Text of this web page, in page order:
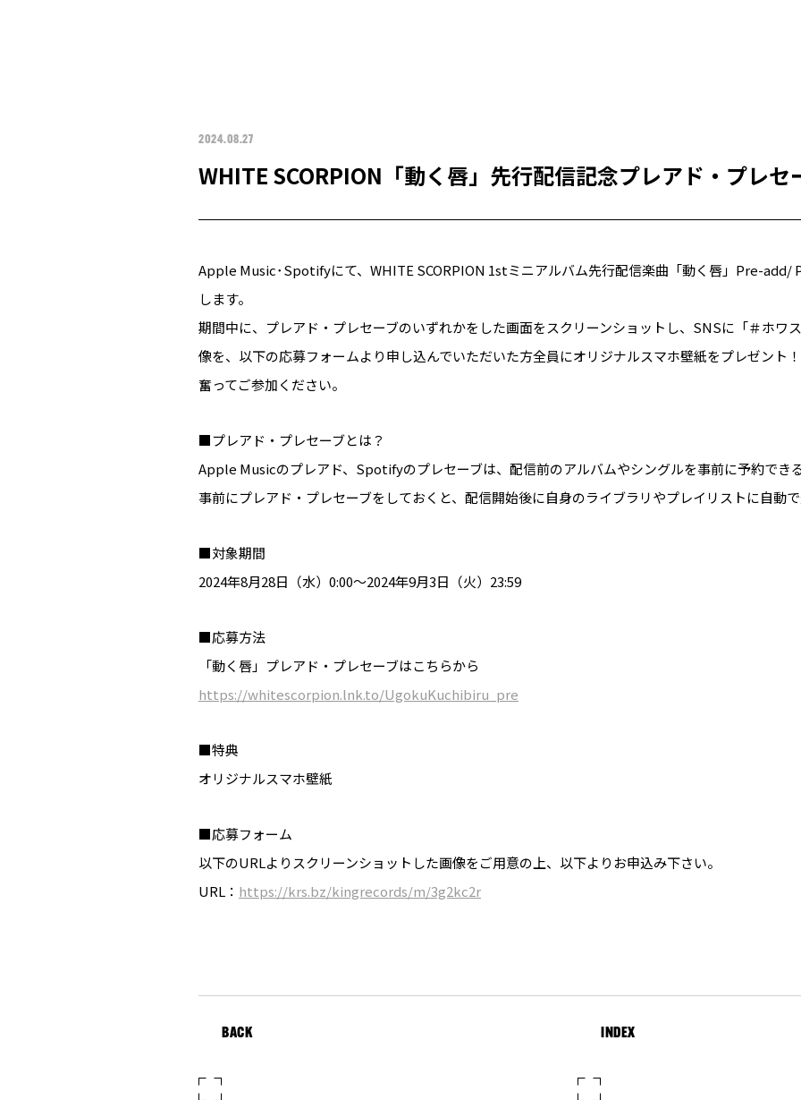
2024.08.27
WHITE SCORPION「動く唇」先行配信記念プレアド・プレセ
Apple Music･Spotifyにて、WHITE SCORPION 1stミニアルバム先行配信楽曲「動く唇」Pre-add/
します。
期間中に、プレアド・プレセーブのいずれかをした画面をスクリーンショットし、SNSに「＃ホワ
像を、以下の応募フォームより申し込んでいただいた方全員にオリジナルスマホ壁紙をプレゼント！
奮ってご参加ください。
■プレアド・プレセーブとは？
Apple Musicのプレアド、Spotifyのプレセーブは、配信前のアルバムやシングルを事前に予約でき
事前にプレアド・プレセーブをしておくと、配信開始後に自身のライブラリやプレイリストに自動
■対象期間
2024年8月28日（水）0:00～2024年9月3日（火）23:59
■応募方法
「動く唇」プレアド・プレセーブはこちらから
https://whitescorpion.lnk.to/UgokuKuchibiru_pre
■特典
オリジナルスマホ壁紙
■応募フォーム
以下のURLよりスクリーンショットした画像をご用意の上、以下よりお申込み下さい。
URL： https://krs.bz/kingrecords/m/3g2kc2r
BACK INDEX